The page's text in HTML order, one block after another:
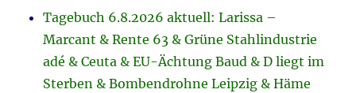
Tagebuch 6.8.2026 aktuell: Larissa –
Marcant & Rente 63 & Grüne Stahlindustrie
adé & Ceuta & EU-Ächtung Baud & D liegt im
Sterben & Bombendrohne Leipzig & Häme